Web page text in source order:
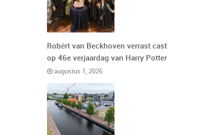
Robèrt van Beckhoven verrast cast
op 46e verjaardag van Harry Potter
augustus 1, 2026